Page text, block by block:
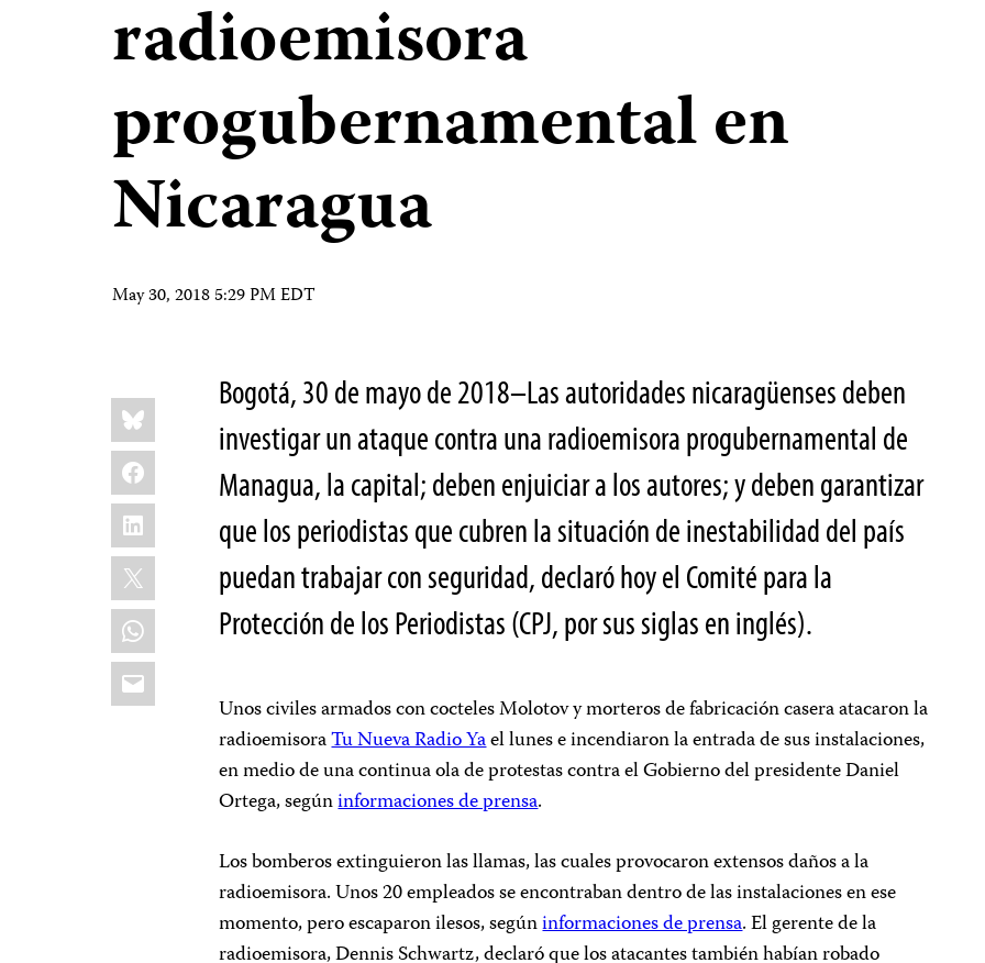
radioemisora
progubernamental en
Nicaragua
May 30, 2018 5:29 PM EDT
Share
this:
Bluesky
Facebook
LinkedIn
X
WhatsApp
Email
Bogotá, 30 de mayo de 2018–Las autoridades nicaragüenses deben
investigar un ataque contra una radioemisora progubernamental de
Managua, la capital; deben enjuiciar a los autores; y deben garantizar
que los periodistas que cubren la situación de inestabilidad del país
puedan trabajar con seguridad, declaró hoy el Comité para la
Protección de los Periodistas (CPJ, por sus siglas en inglés).
Unos civiles armados con cocteles Molotov y morteros de fabricación casera atacaron la
radioemisoraTu Nueva Radio Yael lunes e incendiaron la entrada de sus instalaciones,
en medio de una continua ola de protestas contra el Gobierno del presidente Daniel
Ortega, segúninformaciones de prensa.
Los bomberos extinguieron las llamas, las cuales provocaron extensos daños a la
radioemisora. Unos 20 empleados se encontraban dentro de las instalaciones en ese
momento, pero escaparon ilesos, segúninformaciones de prensa. El gerente de la
radioemisora, Dennis Schwartz, declaró que los atacantes también habían robado